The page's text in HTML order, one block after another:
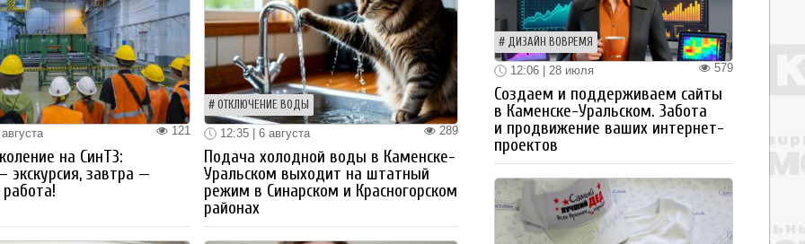
121
на СинТЗ:
экскурсия, завтра —
ОТКЛЮЧЕНИЕ ВОДЫ
289
12:35 | 6 августа
Подача холодной воды в Каменске-
Уральском выходит на штатный
режим в Синарском и Красногорском
районах
ДИЗАЙН ВОВРЕМЯ
579
12:06 | 28 июля
Создаем и поддерживаем сайты
в Каменске-Уральском. Забота
и продвижение ваших интернет-
проектов